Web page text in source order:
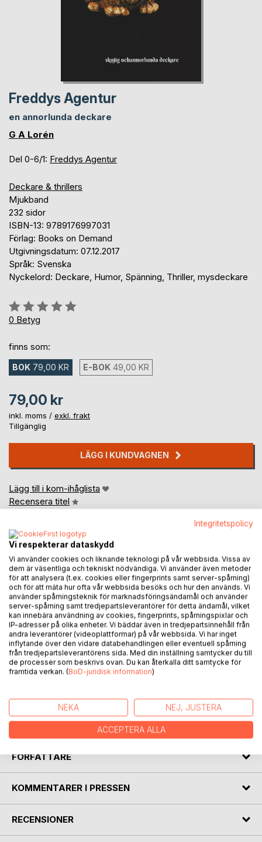
Freddys Agentur
en annorlunda deckare
G A Lorén
Del 0-6/1: Freddys Agentur
Deckare & thrillers
Mjukband
232 sidor
ISBN-13: 9789176997031
Förlag: Books on Demand
Utgivningsdatum: 07.12.2017
Språk: Svenska
Nyckelord: Deckare, Humor, Spänning, Thriller, mysdeckare
Betyg::
0%
0 Betyg
finns som:
BOK 79,00 KR E-BOK 49,00 KR
79,00 kr
inkl. moms / exkl. frakt
Tillgänglig
LÄGG I KUNDVAGNEN
Lägg till i kom-ihåglista
Recensera titel
BESKRIVNING
Humoristisk deckare i göteborgsmiljö.
Problem är till för att lösas. Men först måste de skapas.
Det fixar Freddy Larsson, mästare på att hamna i bisarra
situationer.
"Kul och egensinnig" Malin Lindroth, GP.
Läs mer på www.galoren.se.
FÖRFATTARE
KOMMENTARER I PRESSEN
RECENSIONER
Integritetspolicy
Vi respekterar dataskydd
Vi använder cookies och liknande teknologi på vår webbsida. Vissa av
dem är väsentliga och tekniskt nödvändiga. Vi använder även metoder
för att analysera (t.ex. cookies eller fingerprints samt server-spårning)
och för att mäta hur ofta vår webbsida besöks och hur den används. Vi
använder spårningsteknik för marknadsföringsändamål och använder
server-spårning samt tredjepartsleverantörer för detta ändamål, vilket
kan innebära användning av cookies, fingerprints, spårningspixlar och
IP-adresser på olika enheter. Vi bäddar även in tredjepartsinnehåll från
andra leverantörer (videoplattformar) på vår webbsida. Vi har inget
inflytande över den vidare databehandlingen eller eventuell spårning
från tredjepartsleverantörens sida. Med din inställning samtycker du till
de processer som beskrivs ovan. Du kan återkalla ditt samtycke för
framtida verkan. (BoD-juridisk information)
NEKA NEJ, JUSTERA
ACCEPTERA ALLA